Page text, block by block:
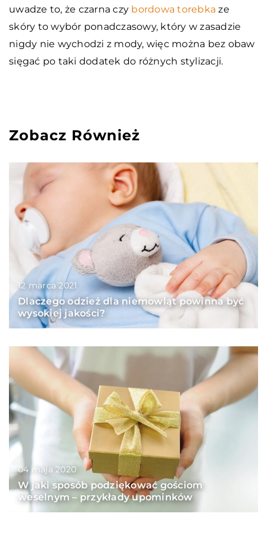
uwadze to, że czarna czy bordowa torebka ze
skóry to wybór ponadczasowy, który w zasadzie
nigdy nie wychodzi z mody, więc można bez obaw
sięgać po taki dodatek do różnych stylizacji.
Zobacz Również
12 marca 2021
Dlaczego odzież dla niemowląt powinna być
wysokiej jakości?
04 maja 2020
W jaki sposób podziękować gościom
weselnym – przykłady upominków